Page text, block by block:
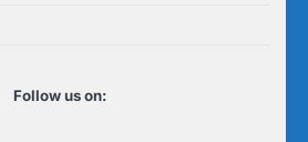
Follow us on: